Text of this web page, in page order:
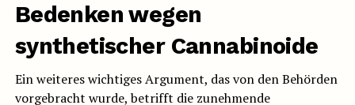
Bedenken wegen
synthetischer Cannabinoide
Ein weiteres wichtiges Argument, das von den Behörden
vorgebracht wurde, betrifft die zunehmende